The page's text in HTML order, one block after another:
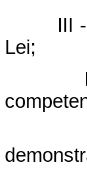
III - se
Lei;
IV -
V -